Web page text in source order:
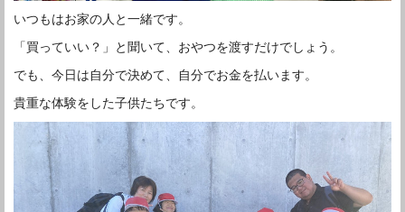
いつもはお家の人と一緒です。
「買っていい？」と聞いて、おやつを渡すだけでしょう。
でも、今日は自分で決めて、自分でお金を払います。
貴重な体験をした子供たちです。